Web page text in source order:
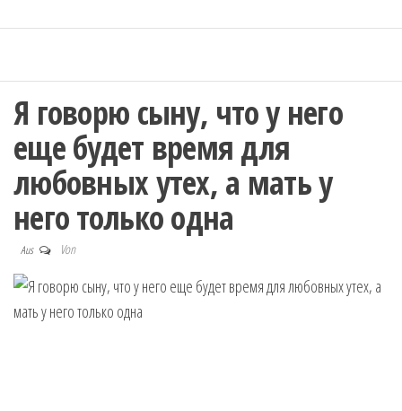
Я говорю сыну, что у него
еще будет время для
любовных утех, а мать у
него только одна
Aus Von